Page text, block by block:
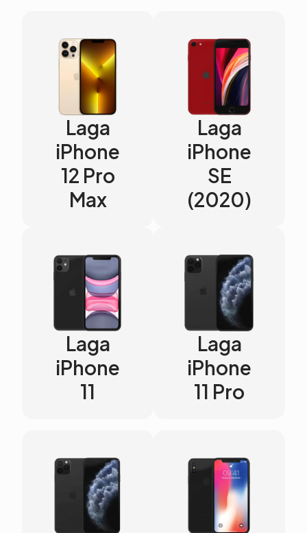
Laga
iPhone
12 Pro
Max
Laga
iPhone
SE
(2020)
Laga
iPhone
11
Laga
iPhone
11 Pro